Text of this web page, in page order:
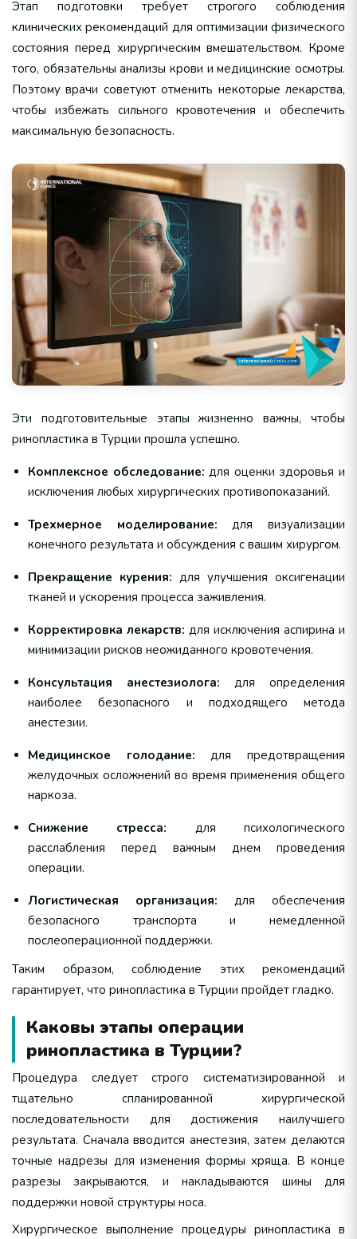
Этап подготовки требует строгого соблюдения
клинических рекомендаций для оптимизации физического
состояния перед хирургическим вмешательством. Кроме
того, обязательны анализы крови и медицинские осмотры.
Поэтому врачи советуют отменить некоторые лекарства,
чтобы избежать сильного кровотечения и обеспечить
максимальную безопасность.
Эти подготовительные этапы жизненно важны, чтобы
ринопластика в Турции прошла успешно.
Комплексное обследование: для оценки здоровья и
исключения любых хирургических противопоказаний.
Трехмерное моделирование: для визуализации
конечного результата и обсуждения с вашим хирургом.
Прекращение курения: для улучшения оксигенации
тканей и ускорения процесса заживления.
Корректировка лекарств: для исключения аспирина и
минимизации рисков неожиданного кровотечения.
Консультация анестезиолога: для определения
наиболее безопасного и подходящего метода
анестезии.
Медицинское голодание: для предотвращения
желудочных осложнений во время применения общего
наркоза.
Снижение стресса: для психологического
расслабления перед важным днем проведения
операции.
Логистическая организация: для обеспечения
безопасного транспорта и немедленной
послеоперационной поддержки.
Таким образом, соблюдение этих рекомендаций
гарантирует, что ринопластика в Турции пройдет гладко.
Каковы этапы операции
ринопластика в Турции?
Процедура следует строго систематизированной и
тщательно спланированной хирургической
последовательности для достижения наилучшего
результата. Сначала вводится анестезия, затем делаются
точные надрезы для изменения формы хряща. В конце
разрезы закрываются, и накладываются шины для
поддержки новой структуры носа.
Хирургическое выполнение процедуры ринопластика в